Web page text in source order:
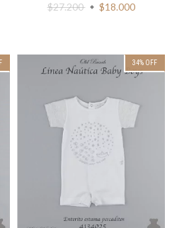
$27.200 $18.000
34% OFF